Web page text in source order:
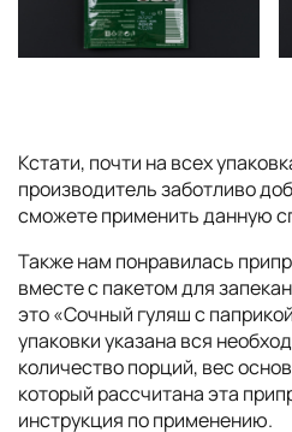
Кстати, почти на всех
производитель заботливо
сможете применить данную
Также нам понравилась
вместе с пакетом для
это «Сочный гуляш с
упаковки указана вся
количество порций, вес
который рассчитана эта
инструкция по применению.